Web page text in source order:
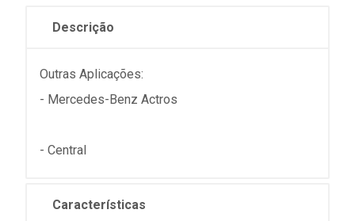
Descrição
Outras Aplicações:
- Mercedes-Benz Actros
- Central
Características